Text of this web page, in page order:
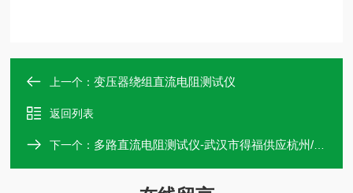
上一个：变压器绕组直流电阻测试仪
返回列表
下一个： 多路直流电阻测试仪-武汉市得福供应杭州/广州等全国各地